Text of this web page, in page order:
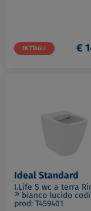
DETTAGLI €
Ideal Standard
I.Life S wc a terra
® bianco lucido
prod: T459401